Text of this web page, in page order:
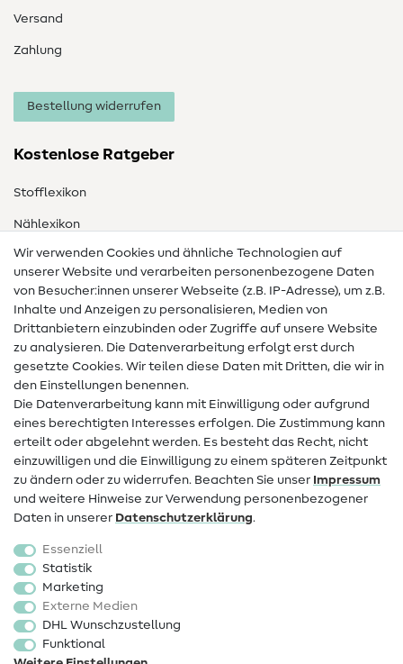
Versand
Zahlung
Bestellung widerrufen
Kostenlose Ratgeber
Stofflexikon
Nählexikon
Nähanleitungen
Hilfe & Kontakt
Kontakt
Infos zum Betreiberwechsel
FAQ
Widerrufsrecht
Beliebt
Stoffe
Sale
Schnittmuster
Wir verwenden Cookies und ähnliche Technologien auf
unserer Website und verarbeiten personenbezogene Daten
von Besucher:innen unserer Webseite (z.B. IP-Adresse), um z.B.
Inhalte und Anzeigen zu personalisieren, Medien von
Drittanbietern einzubinden oder Zugriffe auf unsere Website
zu analysieren. Die Datenverarbeitung erfolgt erst durch
gesetzte Cookies. Wir teilen diese Daten mit Dritten, die wir in
den Einstellungen benennen.
Die Datenverarbeitung kann mit Einwilligung oder aufgrund
eines berechtigten Interesses erfolgen. Die Zustimmung kann
erteilt oder abgelehnt werden. Es besteht das Recht, nicht
einzuwilligen und die Einwilligung zu einem späteren Zeitpunkt
zu ändern oder zu widerrufen. Beachten Sie unser Impressum
und weitere Hinweise zur Verwendung personenbezogener
Daten in unserer Daten­schutz­erklärung.
Essenziell
Statistik
Marketing
Externe Medien
DHL Wunschzustellung
Funktional